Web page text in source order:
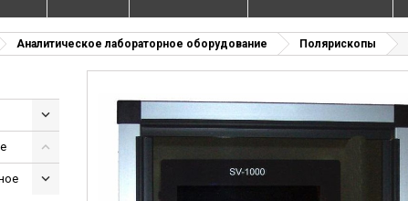
МЕДИЦИНСКОЕ ОБОРУДОВАНИЕ
Анализатор иммунофлюоресцентный
Анализаторы иммунохемилюминесцентные (ИХЛА)
Анализаторы мочи
Биохимические анализаторы
Аналитическое лабораторное оборудование Полярископы